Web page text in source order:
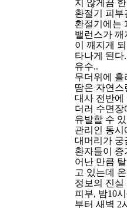
지 않게끔
환절기 피부
환절기에는
밸런스가 깨
이 깨지게
타나게 된다
유수..
무더위에 흘
땀은 자연스
대사 전반에
더러 수면장
유발할 수
관리인 동시
대머리가 궁
환자들이 증
어난 만큼
고 있는데
정보의 진
피부, 밤10
부터 새벽 2